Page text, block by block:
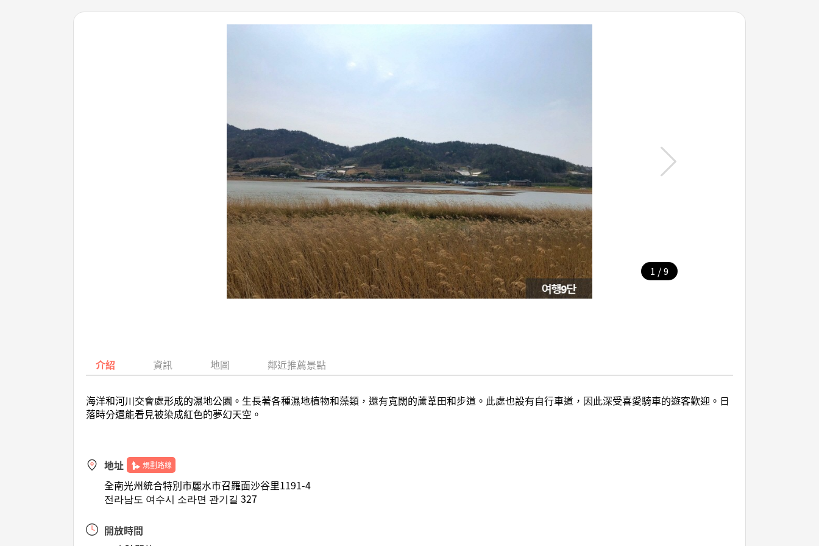
1 / 9
介紹 資訊 地圖 鄰近推薦景點
海洋和河川交會處形成的濕地公園。生長著各種濕地植物和藻類，還有寬闊的蘆葦田和步道。此處也設有自行車道，因此深受喜愛騎車的遊客歡迎。日
落時分還能看見被染成紅色的夢幻天空。
地址 規劃路線
全南光州統合特別市麗水市召羅面沙谷里1191-4
전라남도 여수시 소라면 관기길 327
開放時間